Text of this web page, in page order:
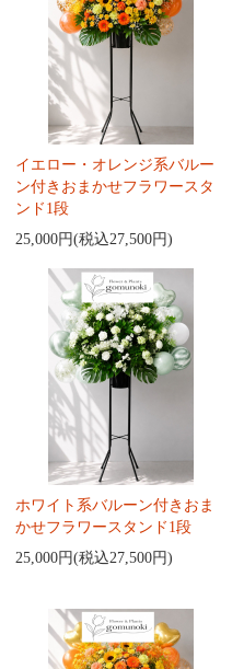
イエロー・オレンジ系バルー
ン付きおまかせフラワースタ
ンド1段
25,000円(税込27,500円)
ホワイト系バルーン付きおま
かせフラワースタンド1段
25,000円(税込27,500円)